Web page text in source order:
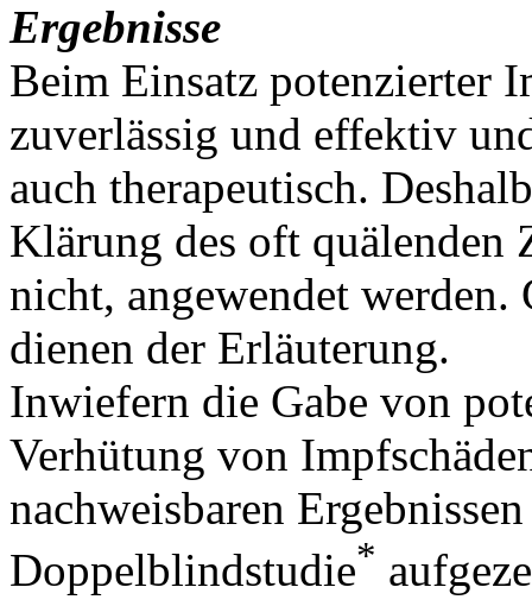
Ergebnisse
Beim Einsatz potenzierter
zuverlässig und effektiv
auch therapeutisch.
Klärung des oft
nicht, angewendet
dienen der Erläuterung.
Inwiefern die Gabe von
Verhütung von
nachweisbaren
Doppelblindstudie*